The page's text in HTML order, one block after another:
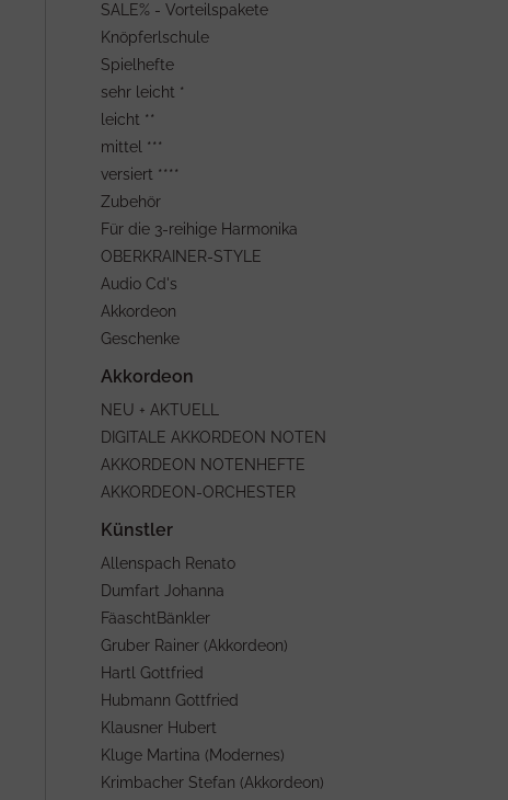
SALE% - Vorteilspakete
Knöpferlschule
Spielhefte
sehr leicht *
leicht **
mittel ***
versiert ****
Zubehör
Für die 3-reihige Harmonika
OBERKRAINER-STYLE
Audio Cd's
Akkordeon
Geschenke
NEU + AKTUELL
DIGITALE AKKORDEON NOTEN
AKKORDEON NOTENHEFTE
AKKORDEON-ORCHESTER
Allenspach Renato
Dumfart Johanna
FäaschtBänkler
Gruber Rainer (Akkordeon)
Hartl Gottfried
Hubmann Gottfried
Klausner Hubert
Kluge Martina (Modernes)
Krimbacher Stefan (Akkordeon)